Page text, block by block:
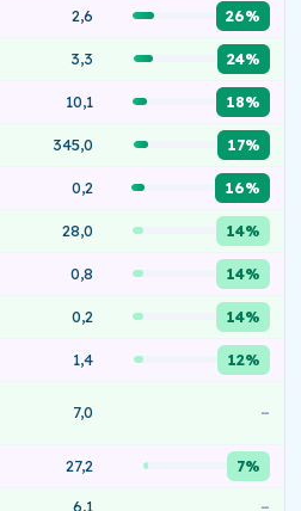
2,6 26%
3,3 24%
10,1 18%
345,0 17%
0,2 16%
28,0 14%
0,8 14%
0,2 14%
1,4 12%
7,0 –
27,2 7%
6,1 –